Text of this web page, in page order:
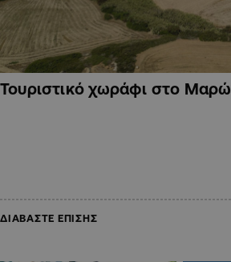
Τουριστικό χωράφι στο
ΔΙΑΒΑΣΤΕ ΕΠΙΣΗΣ